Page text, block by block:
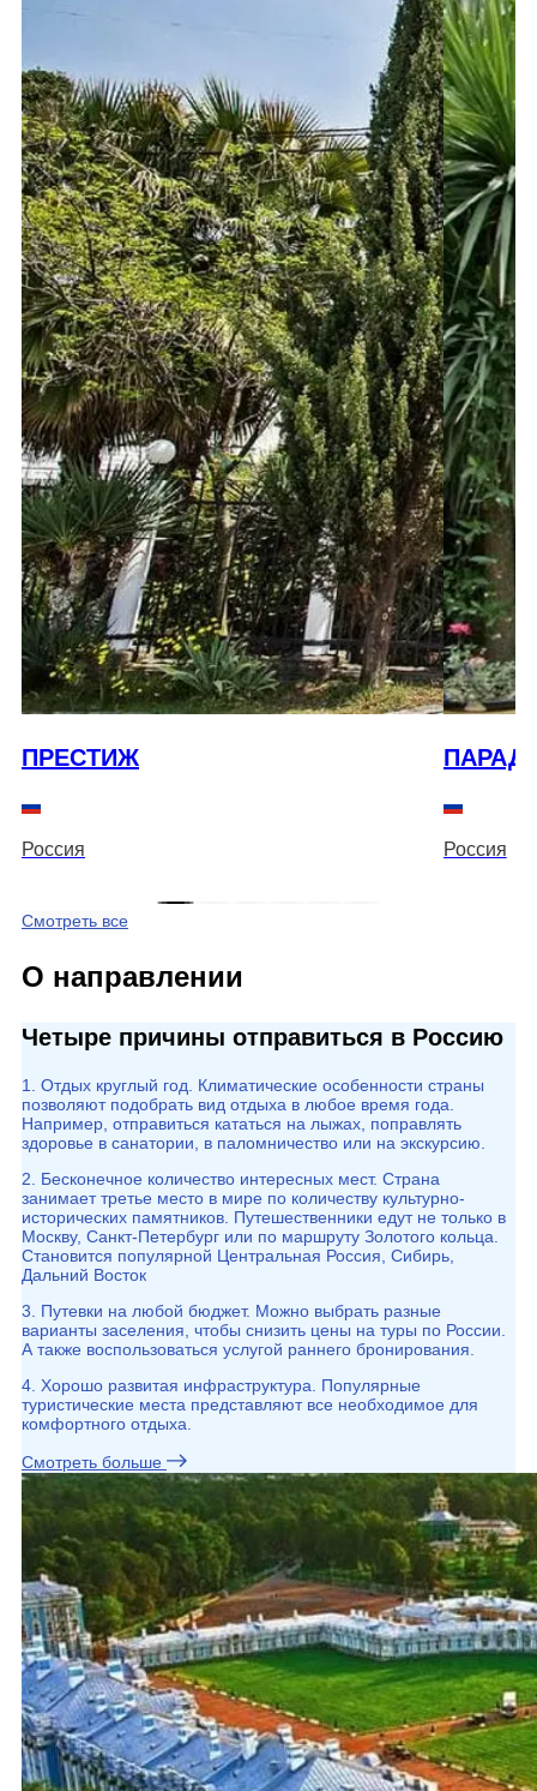
ПРЕСТИЖ
Россия Россия
Смотреть все
О направлении
Четыре причины отправиться в Россию
1. Отдых круглый год. Климатические особенности страны
позволяют подобрать вид отдыха в любое время года.
Например, отправиться кататься на лыжах, поправлять
здоровье в санатории, в паломничество или на экскурсию.
2. Бесконечное количество интересных мест. Страна
занимает третье место в мире по количеству культурно-
исторических памятников. Путешественники едут не только в
Москву, Санкт-Петербург или по маршруту Золотого кольца.
Становится популярной Центральная Россия, Сибирь,
Дальний Восток
3. Путевки на любой бюджет. Можно выбрать разные
варианты заселения, чтобы снизить цены на туры по России.
А также воспользоваться услугой раннего бронирования.
4. Хорошо развитая инфраструктура. Популярные
туристические места представляют все необходимое для
комфортного отдыха.
Смотреть больше